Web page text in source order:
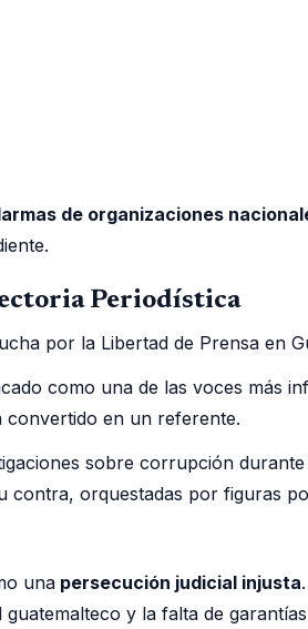
de organizaciones
Periodística
como una de las voces más
en un referente.
sobre corrupción
orquestadas por figuras
una persecución judicial injusta
y la falta de